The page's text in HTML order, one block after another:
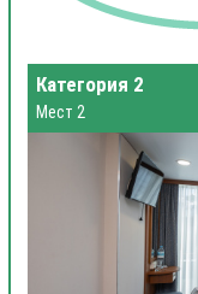
Категория 2
Мест 2